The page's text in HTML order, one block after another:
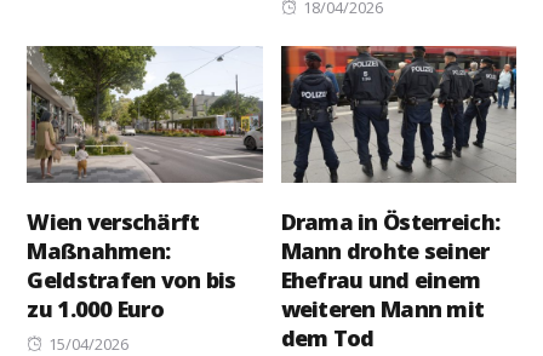
Posted
18/04/2026
Wien verschärft
Maßnahmen:
Geldstrafen von bis
zu 1.000 Euro
Posted
15/04/2026
Drama in Österreich:
Mann drohte seiner
Ehefrau und einem
weiteren Mann mit
dem Tod